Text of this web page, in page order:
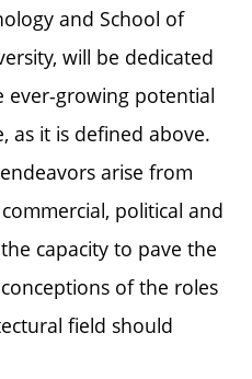
and School of
will be dedicated
growing potential
as it is defined above.
arise from
political and
capacity to pave the
of the roles
field should